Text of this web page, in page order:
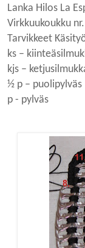
Lanka Hilos La
Virkkuukoukku
Tarvikkeet
ks –
kjs –
½ p – puolipylväs
p - pylväs